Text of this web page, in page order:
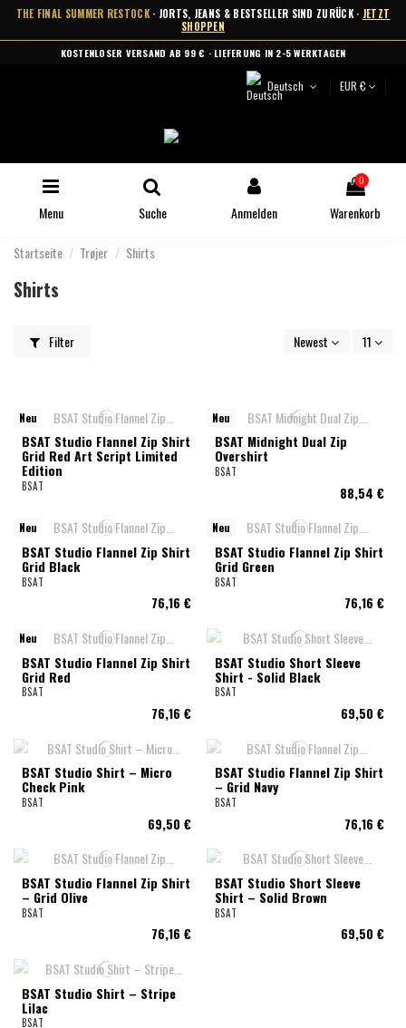
THE FINAL SUMMER RESTOCK· JORTS, JEANS & BESTSELLER SIND ZURÜCK · JETZT
SHOPPEN
KOSTENLOSER VERSAND AB 99 € · LIEFERUNG IN 2-5 WERKTAGEN
Deutsch EUR €
Menu Suche Anmelden
0
Warenkorb
Startseite Trøjer Shirts
Shirts
Filter Newest 11
Neu
BSAT Studio Flannel Zip Shirt
Grid Red Art Script Limited
Edition
BSAT
Neu
BSAT Midnight Dual Zip
Overshirt
BSAT
88,54 €
Neu
BSAT Studio Flannel Zip Shirt
Grid Black
BSAT
76,16 €
Neu
BSAT Studio Flannel Zip Shirt
Grid Green
BSAT
76,16 €
Neu
BSAT Studio Flannel Zip Shirt
Grid Red
BSAT
76,16 €
BSAT Studio Short Sleeve
Shirt - Solid Black
BSAT
69,50 €
BSAT Studio Shirt – Micro
Check Pink
BSAT
69,50 €
BSAT Studio Flannel Zip Shirt
– Grid Navy
BSAT
76,16 €
BSAT Studio Flannel Zip Shirt
– Grid Olive
BSAT
76,16 €
BSAT Studio Short Sleeve
Shirt – Solid Brown
BSAT
69,50 €
BSAT Studio Shirt – Stripe
Lilac
BSAT